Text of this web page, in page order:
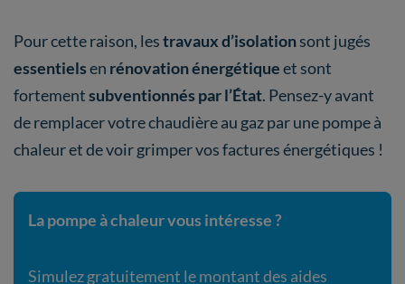
Pour cette raison, lestravaux d’isolationsont jugés
essentielsen rénovation énergétiqueet sont
fortementsubventionnés par l’État. Pensez-y avant
de remplacer votre chaudière au gaz par une pompe à
chaleur et de voir grimper vos factures énergétiques !
La pompe à chaleur vous intéresse ?
Simulez gratuitement le montant des aides